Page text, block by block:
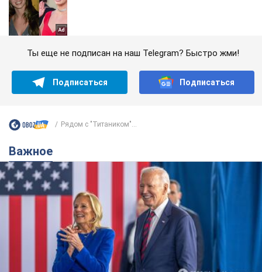
Ты еще не подписан на наш Telegram? Быстро жми!
Подписаться Подписаться
Рядом с "Титаником"...
Важное